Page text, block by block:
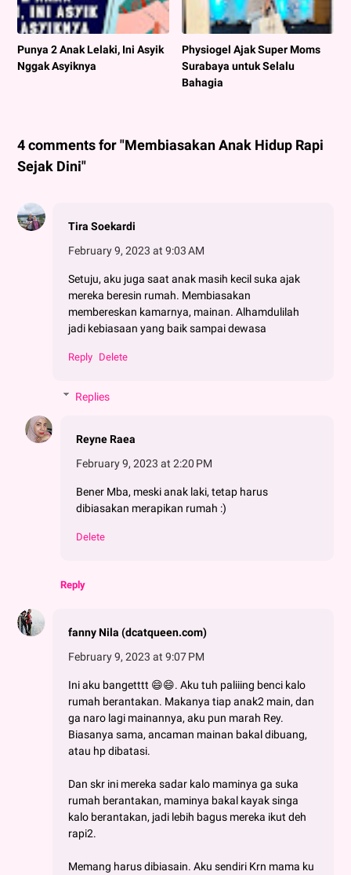
Punya 2 Anak Lelaki, Ini Asyik
Nggak Asyiknya
Physiogel Ajak Super Moms
Surabaya untuk Selalu
Bahagia
4 comments for "Membiasakan Anak Hidup Rapi
Sejak Dini"
Tira Soekardi
February 9, 2023 at 9:03 AM
Setuju, aku juga saat anak masih kecil suka ajak
mereka beresin rumah. Membiasakan
membereskan kamarnya, mainan. Alhamdulilah
jadi kebiasaan yang baik sampai dewasa
Reply Delete
Replies
Reyne Raea
February 9, 2023 at 2:20 PM
Bener Mba, meski anak laki, tetap harus
dibiasakan merapikan rumah :)
Delete
Reply
fanny Nila (dcatqueen.com)
February 9, 2023 at 9:07 PM
Ini aku bangetttt 😄😄. Aku tuh paliiing benci kalo
rumah berantakan. Makanya tiap anak2 main, dan
ga naro lagi mainannya, aku pun marah Rey.
Biasanya sama, ancaman mainan bakal dibuang,
atau hp dibatasi.
Dan skr ini mereka sadar kalo maminya ga suka
rumah berantakan, maminya bakal kayak singa
kalo berantakan, jadi lebih bagus mereka ikut deh
rapi2.
Memang harus dibiasain. Aku sendiri Krn mama ku